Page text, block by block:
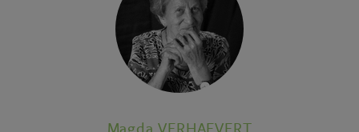
Magda VERHAEVERT